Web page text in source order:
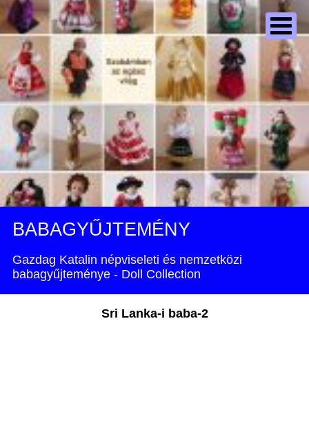
BABAGYŰJTEMÉNY
Gazdag Katalin népviseleti és nemzetközi
babagyűjteménye - Doll Collection
Sri Lanka-i baba-2